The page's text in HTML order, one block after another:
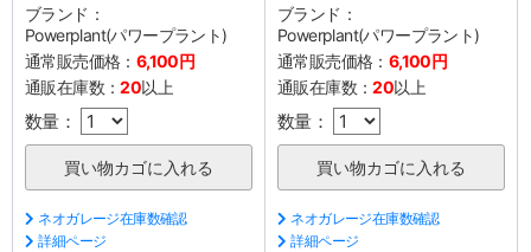
ブランド：
Powerplant(パワープラント)
通常販売価格： 6,100円
通販在庫数：20以上
数量：
ネオガレージ在庫数確認
詳細ページ
ブランド：
Powerplant(パワープラント)
通常販売価格： 6,100円
通販在庫数：20以上
数量：
ネオガレージ在庫数確認
詳細ページ